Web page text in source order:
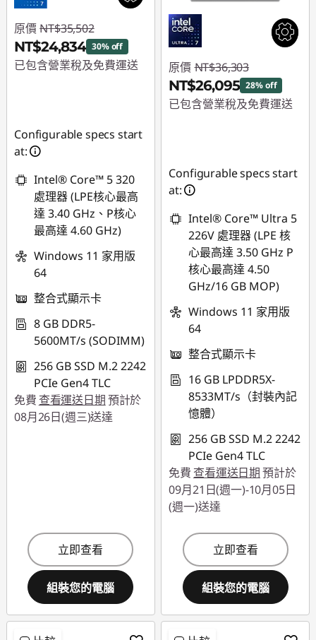
原價 NT$35,502
NT$24,834 30% off
已包含營業稅及免費運送
Configurable specs start
at:
Intel® Core™ 5 320
處理器 (LPE核心最高
達 3.40 GHz、P核心
最高達 4.60 GHz)
Windows 11 家用版
64
整合式顯示卡
8 GB DDR5-
5600MT/s (SODIMM)
256 GB SSD M.2 2242
PCIe Gen4 TLC
免費 查看運送日期預計於
08月26日(週三)送達
立即查看
組裝您的電腦
原價 NT$36,303
NT$26,095 28% off
已包含營業稅及免費運送
Configurable specs start
at:
Intel® Core™ Ultra 5
226V 處理器 (LPE 核
心最高達 3.50 GHz P
核心最高達 4.50
GHz/16 GB MOP)
Windows 11 家用版
64
整合式顯示卡
16 GB LPDDR5X-
8533MT/s（封裝內記
憶體）
256 GB SSD M.2 2242
PCIe Gen4 TLC
免費 查看運送日期預計於
09月21日(週一)-10月05日
(週一)送達
立即查看
組裝您的電腦